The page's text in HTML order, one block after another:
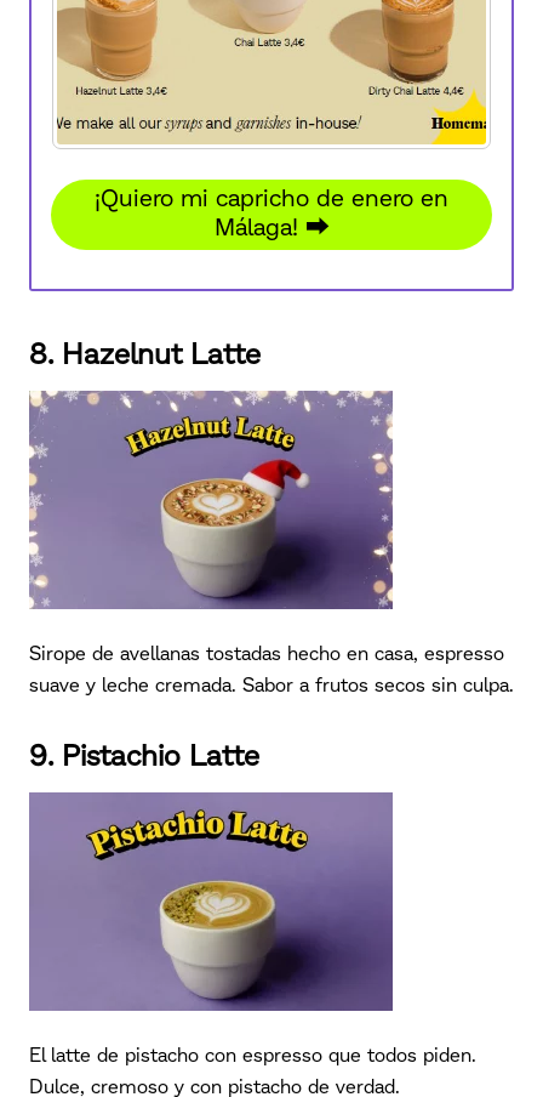
¡Quiero mi capricho de enero en
Málaga! ⮕
8. Hazelnut Latte
Sirope de avellanas tostadas hecho en casa, espresso
suave y leche cremada. Sabor a frutos secos sin culpa.
9. Pistachio Latte
El latte de pistacho con espresso que todos piden.
Dulce, cremoso y con pistacho de verdad.